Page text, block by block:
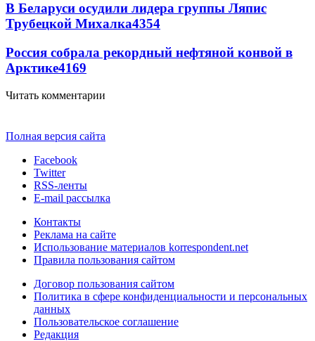
В Беларуси осудили лидера группы Ляпис
Трубецкой Михалка4354
Россия собрала рекордный нефтяной конвой в
Арктике4169
Читать комментарии
Полная версия сайта
Facebook
Twitter
RSS-ленты
E-mail рассылка
Контакты
Реклама на сайте
Использование материалов korrespondent.net
Правила пользования сайтом
Договор пользования сайтом
Политика в сфере конфиденциальности и персональных
данных
Пользовательское соглашение
Редакция